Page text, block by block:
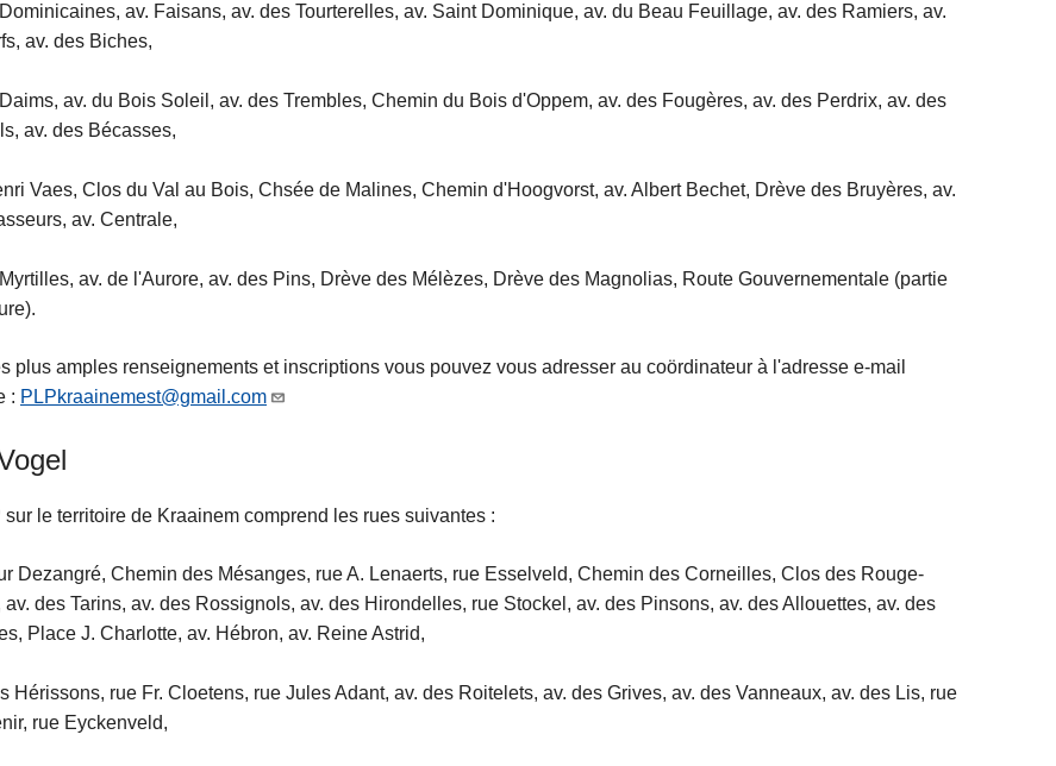
av. Faisans, av. des Tourterelles, av. Saint Dominique, av. du Beau Feuillage, av. des Ramiers, av.
av. des Biches,
av. du Bois Soleil, av. des Trembles, Chemin du Bois d'Oppem, av. des Fougères, av. des Perdrix, av. des
av. des Bécasses,
Vaes, Clos du Val au Bois, Chsée de Malines, Chemin d'Hoogvorst, av. Albert Bechet, Drève des Bruyères, av.
av. Centrale,
av. de l'Aurore, av. des Pins, Drève des Mélèzes, Drève des Magnolias, Route Gouvernementale (partie
plus amples renseignements et inscriptions vous pouvez vous adresser au coördinateur à l'adresse e-mail
: PLPkraainemest@gmail.com
sur le territoire de Kraainem comprend les rues suivantes :
Dezangré, Chemin des Mésanges, rue A. Lenaerts, rue Esselveld, Chemin des Corneilles, Clos des Rouge-
av. des Tarins, av. des Rossignols, av. des Hirondelles, rue Stockel, av. des Pinsons, av. des Allouettes, av. des
Place J. Charlotte, av. Hébron, av. Reine Astrid,
Hérissons, rue Fr. Cloetens, rue Jules Adant, av. des Roitelets, av. des Grives, av. des Vanneaux, av. des Lis, rue
rue Eyckenveld,